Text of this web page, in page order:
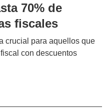
70% de
fiscales
crucial para aquellos que
con descuentos